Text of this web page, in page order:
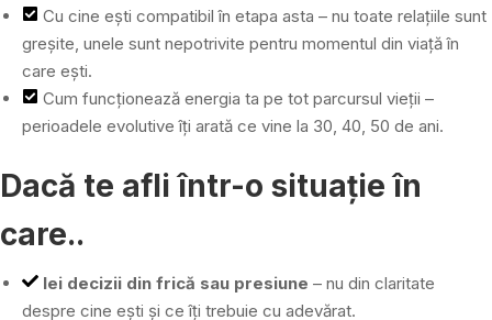
Cu cine ești compatibil în etapa asta – nu toate relațiile sunt
greșite, unele sunt nepotrivite pentru momentul din viață în
care ești.
Cum funcționează energia ta pe tot parcursul vieții –
perioadele evolutive îți arată ce vine la 30, 40, 50 de ani.
Dacă te afli într-o situație în
care..
Iei decizii din frică sau presiune – nu din claritate
despre cine ești și ce îți trebuie cu adevărat.